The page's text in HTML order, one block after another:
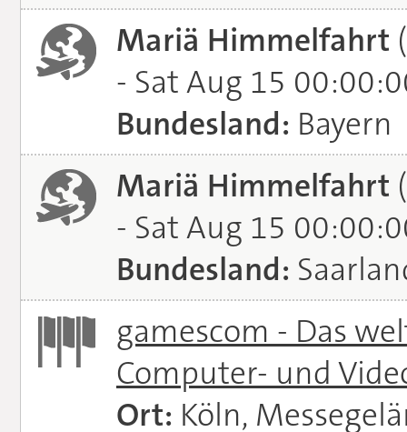
Mariä Himmelfahrt
- Sat Aug 15
Bundesland: Bayern
Mariä Himmelfahrt
- Sat Aug 15
Bundesland:
gamescom - Das
Computer- und
Ort: Köln,